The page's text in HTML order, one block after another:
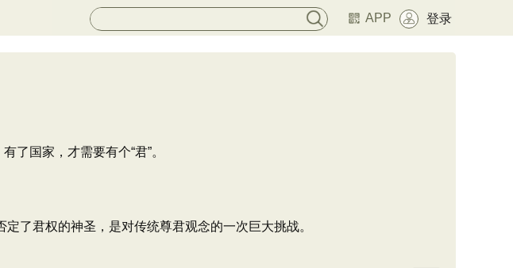
APP 登录
了国家，才需要有个“君”。
了君权的神圣，是对传统尊君观念的一次巨大挑战。